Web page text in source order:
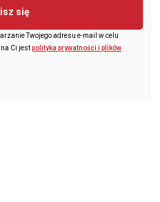
się
Twojego adresu e-mail w celu
Ci jestpolityka prywatności i plików